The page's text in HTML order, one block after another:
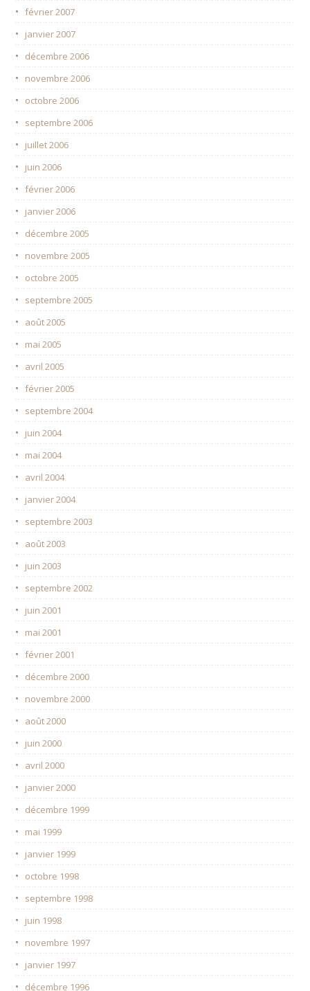
février 2007
janvier 2007
décembre 2006
novembre 2006
octobre 2006
septembre 2006
juillet 2006
juin 2006
février 2006
janvier 2006
décembre 2005
novembre 2005
octobre 2005
septembre 2005
août 2005
mai 2005
avril 2005
février 2005
septembre 2004
juin 2004
mai 2004
avril 2004
janvier 2004
septembre 2003
août 2003
juin 2003
septembre 2002
juin 2001
mai 2001
février 2001
décembre 2000
novembre 2000
août 2000
juin 2000
avril 2000
janvier 2000
décembre 1999
mai 1999
janvier 1999
octobre 1998
septembre 1998
juin 1998
novembre 1997
janvier 1997
décembre 1996